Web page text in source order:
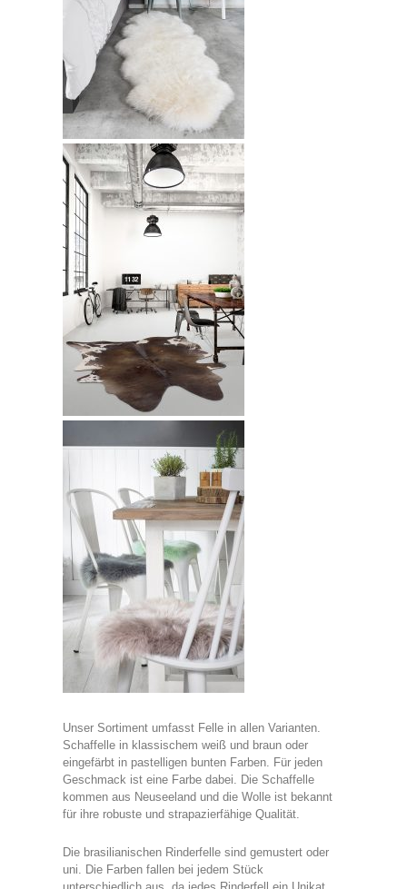
Unser Sortiment umfasst Felle in allen Varianten.
Schaffelle in klassischem weiß und braun oder
eingefärbt in pastelligen bunten Farben. Für jeden
Geschmack ist eine Farbe dabei. Die Schaffelle
kommen aus Neuseeland und die Wolle ist bekannt
für ihre robuste und strapazierfähige Qualität.
Die brasilianischen Rinderfelle sind gemustert oder
uni. Die Farben fallen bei jedem Stück